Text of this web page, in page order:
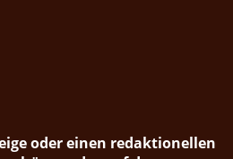
oder einen redaktionellen